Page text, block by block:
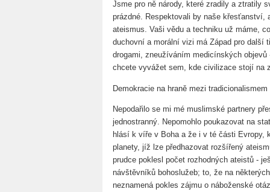
Jsme pro ně národy, které zradily a ztratily
prázdné. Respektovali by naše křesťanství,
ateismus. Vaši vědu a techniku už máme,
duchovní a morální vizi má Západ pro další
drogami, zneužíváním medicínských
chcete vyvážet sem, kde civilizace stojí na
Demokracie na hraně mezi
Nepodařilo se mi mé muslimské partnery
jednostranný. Nepomohlo poukazovat na
hlásí k víře v Boha a že i v té části Evropy,
planety, jíž lze předhazovat rozšířený
prudce poklesl počet rozhodných ateistů -
návštěvníků bohoslužeb; to, že na
neznamená pokles zájmu o náboženské